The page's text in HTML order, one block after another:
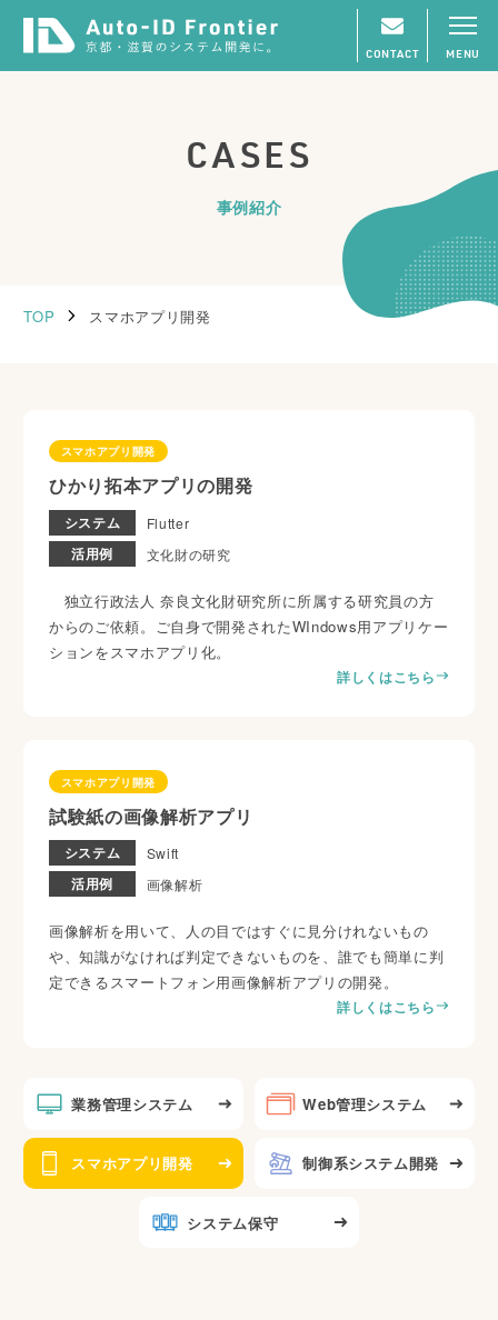
CONTACT MENU
CASES
事例紹介
TOP スマホアプリ開発
スマホアプリ開発
ひかり拓本アプリの開発
活用例 文化財の研究
システム Flutter
独立行政法人 奈良文化財研究所に所属する研究員の方
からのご依頼。ご自身で開発されたWIndows用アプリケー
ションをスマホアプリ化。
詳しくはこちら
スマホアプリ開発
試験紙の画像解析アプリ
活用例 画像解析
システム Swift
画像解析を用いて、人の目ではすぐに見分けれないもの
や、知識がなければ判定できないものを、誰でも簡単に判
定できるスマートフォン用画像解析アプリの開発。
詳しくはこちら
業務管理システム Web管理システム
スマホアプリ開発 制御系システム開発
システム保守